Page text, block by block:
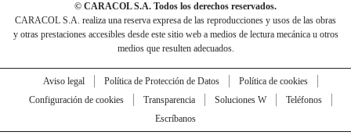
© CARACOL S.A. Todos los derechos reservados.
CARACOL S.A. realiza una reserva expresa de las reproducciones y usos de las obras
y otras prestaciones accesibles desde este sitio web a medios de lectura mecánica u otros
medios que resulten adecuados.
Aviso legal Política de Protección de Datos
Política de cookies
Configuración de cookies
Transparencia Soluciones W
Teléfonos
Escríbanos